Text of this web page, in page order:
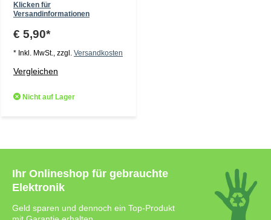
Klicken für
Versandinformationen
€ 5,90*
* Inkl. MwSt., zzgl. Versandkosten
Vergleichen
Nicht auf Lager
Ihr Onlineshop für gebrauchte
Elektronik
Geld sparen und dennoch ein Top-Produkt